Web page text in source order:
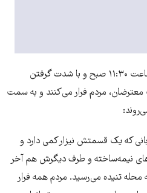
به گفته این شاهد عینی از حدود ساعت ۱۱:۳۰ صبح و با شدت گرفتن
معترضان، مردم فرار می‌کنند و به سمت
که یک قسمتش نیزار کمی دارد و
نیمه‌ساخته و طرف دیگرش هم آخر
محله تنیده می‌رسید. مردم همه فرار